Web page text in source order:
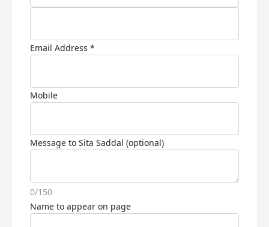
Email Address *
Mobile
Message to Sita Saddal (optional)
0/150
Name to appear on page